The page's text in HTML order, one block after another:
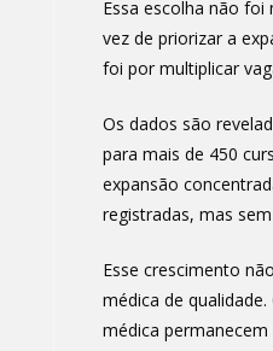
Essa escolha não
vez de priorizar a
foi por multiplicar
Os dados são
para mais de 450
expansão
registradas, mas
Esse crescimento
médica de
médica